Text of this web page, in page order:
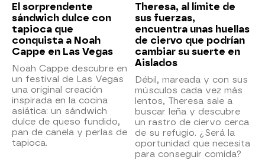
El sorprendente
sándwich dulce con
tapioca que
conquista a Noah
Cappe en Las Vegas
Noah Cappe descubre en
un festival de Las Vegas
una original creación
inspirada en la cocina
asiática: un sándwich
dulce de queso fundido,
pan de canela y perlas de
tapioca.
Theresa, al límite de
sus fuerzas,
encuentra unas huellas
de ciervo que podrían
cambiar su suerte en
Aislados
Débil, mareada y con sus
músculos cada vez más
lentos, Theresa sale a
buscar leña y descubre
un rastro de ciervo cerca
de su refugio. ¿Será la
oportunidad que necesita
para conseguir comida?